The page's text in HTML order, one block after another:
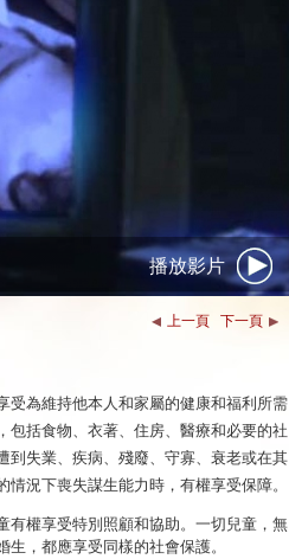
播放影片
上一頁 下一頁
受為維持他本人和家屬的健康和福利所需
包括食物、衣著、住房、醫療和必要的社
到失業、疾病、殘廢、守寡、衰老或在其
情況下喪失謀生能力時，有權享受保障。
有權享受特別照顧和協助。一切兒童，無
生，都應享受同樣的社會保護。